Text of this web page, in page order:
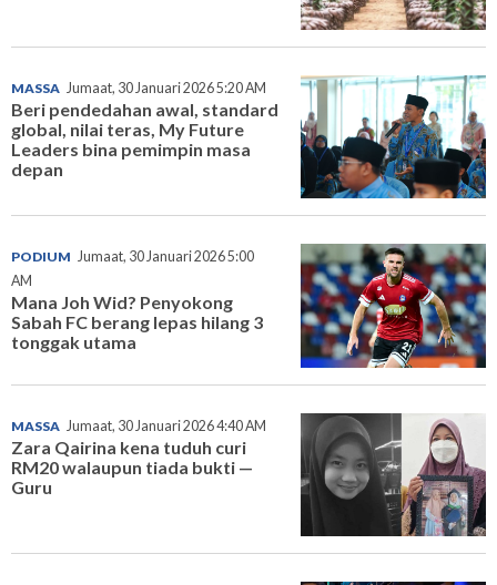
MASSA Jumaat, 30 Januari 2026 5:20 AM
Beri pendedahan awal, standard
global, nilai teras, My Future
Leaders bina pemimpin masa
depan
PODIUM Jumaat, 30 Januari 2026 5:00
AM
Mana Joh Wid? Penyokong
Sabah FC berang lepas hilang 3
tonggak utama
MASSA Jumaat, 30 Januari 2026 4:40 AM
Zara Qairina kena tuduh curi
RM20 walaupun tiada bukti —
Guru